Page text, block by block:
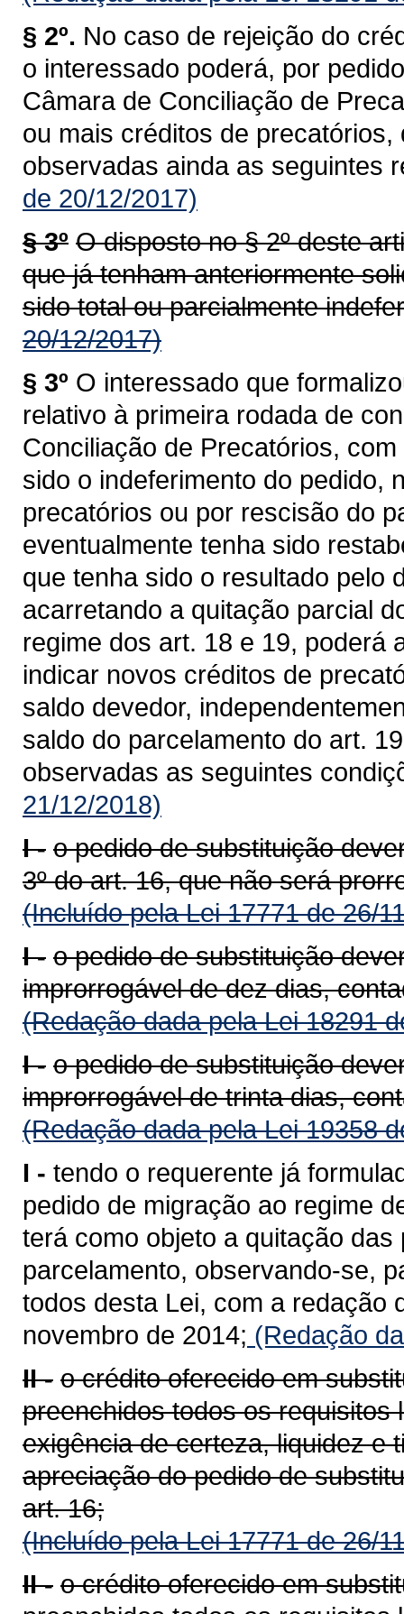
§ 2º. No caso de rejeição do
o interessado poderá, por
Câmara de Conciliação de
ou mais créditos de
observadas ainda as seguintes
de 20/12/2017)
§ 3º O disposto no § 2º deste
que já tenham anteriormente
sido total ou parcialmente
20/12/2017)
§ 3º O interessado que
relativo à primeira rodada de
Conciliação de Precatórios,
sido o indeferimento do pedido,
precatórios ou por rescisão do
eventualmente tenha sido
que tenha sido o resultado pelo
acarretando a quitação parcial
regime dos art. 18 e 19, poderá
indicar novos créditos de
saldo devedor,
saldo do parcelamento do art.
observadas as seguintes
21/12/2018)
I - o pedido de substituição
3º do art. 16, que não será
(Incluído pela Lei 17771 de 26/
I - o pedido de substituição
improrrogável de dez dias,
(Redação dada pela Lei 18291
I - o pedido de substituição
improrrogável de trinta dias,
(Redação dada pela Lei 19358
I - tendo o requerente já
pedido de migração ao regime
terá como objeto a quitação
parcelamento, observando-se,
todos desta Lei, com a redação
novembro de 2014; (Redação
II - o crédito oferecido em
preenchidos todos os
exigência de certeza, liquidez e
apreciação do pedido de
art. 16;
(Incluído pela Lei 17771 de 26/
II - o crédito oferecido em